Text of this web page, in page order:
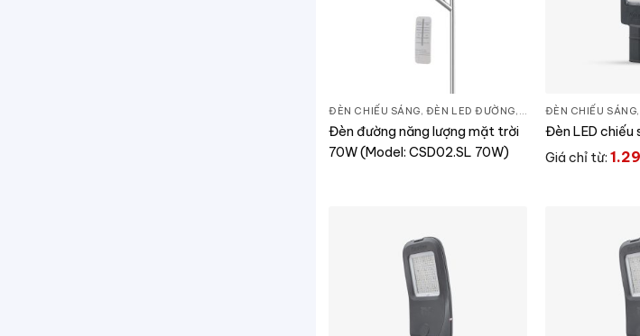
ĐÈN CHIẾU SÁNG, ĐÈN LED ĐƯỜNG, THIẾT BỊ CHIẾU SÁNG
Đèn đường năng lượng mặt trời
70W (Model: CSD02.SL 70W)
ĐÈN CHIẾU SÁNG
Đèn LED chiếu
Giá chỉ từ: